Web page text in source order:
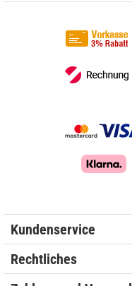
Kundenservice
Rechtliches